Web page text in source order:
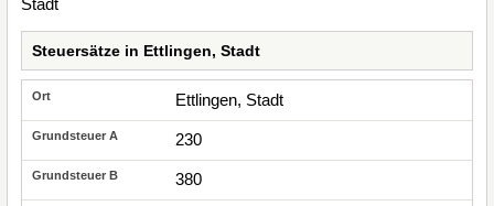
Steuersätze in Ettlingen, Stadt
Ettlingen, Stadt
230
380